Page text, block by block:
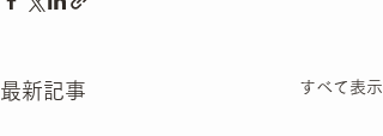
最新記事 すべて表示